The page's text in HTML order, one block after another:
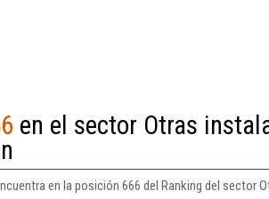
en el sector Otras
en la posición 666 del Ranking del sector